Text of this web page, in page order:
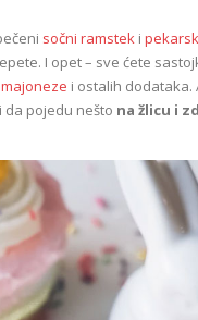
sočni ramstek i
I opet – sve ćete
majoneze i ostalih dodataka.
da pojedu nešto na žlicu i